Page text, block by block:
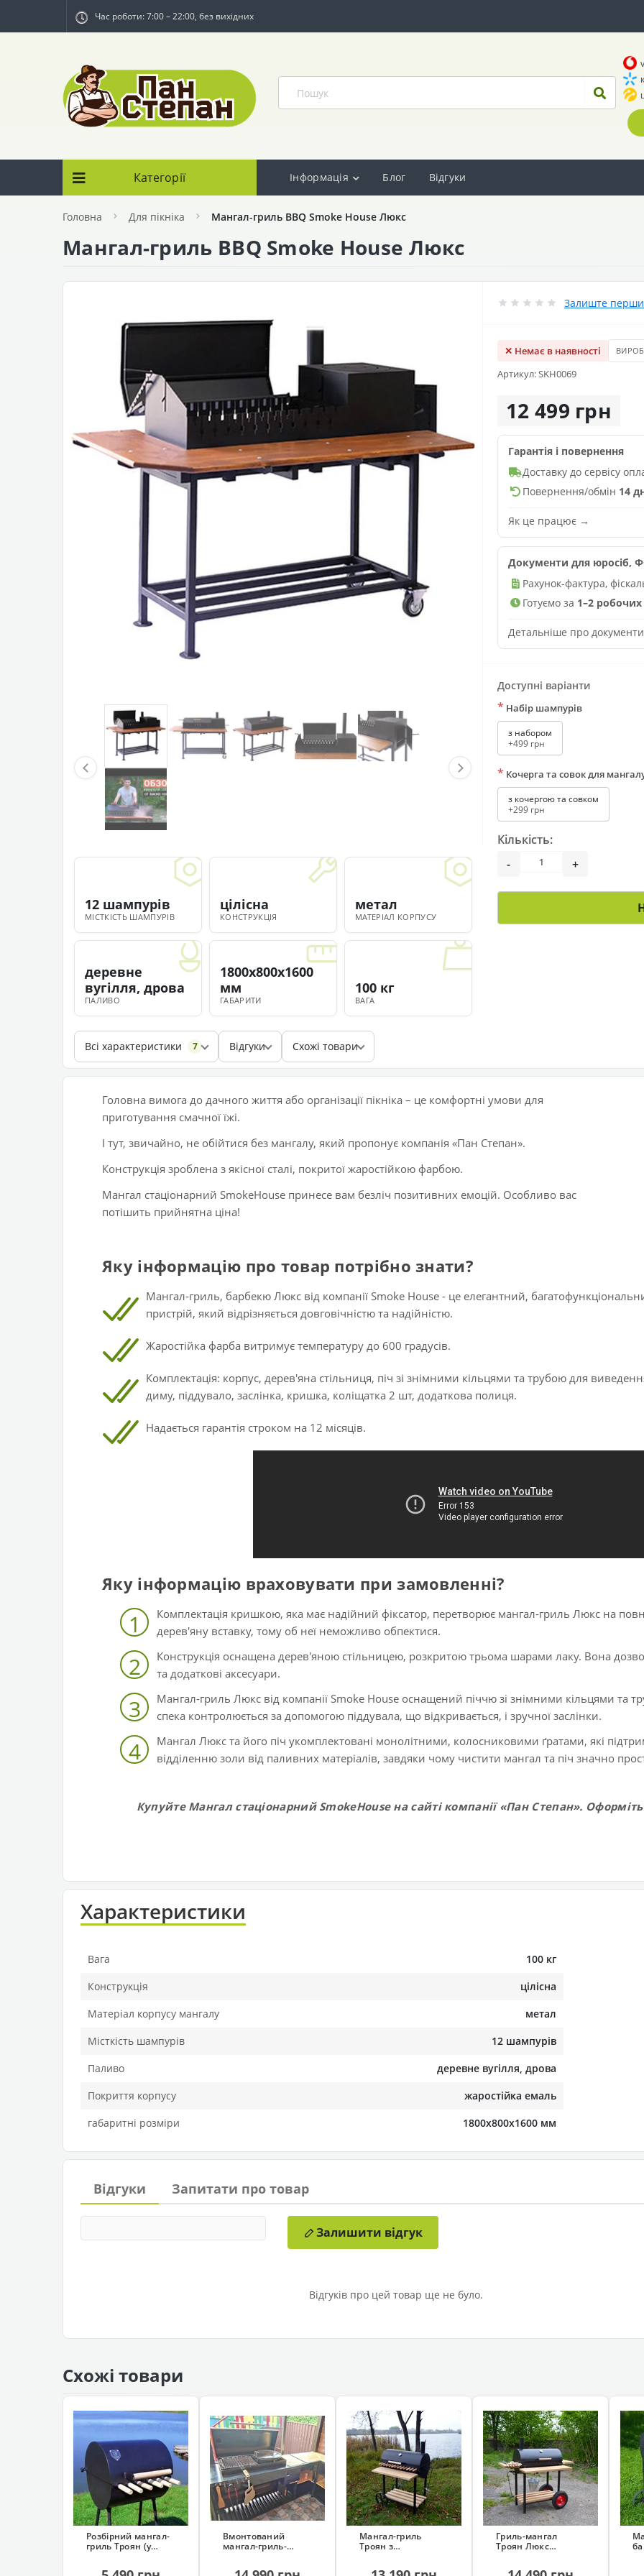
Час роботи: 7:00 – 22:00, без вихідних
Категорії Інформація Блог Відгуки
Головна Для пікніка Мангал-гриль BBQ Smoke House Люкс
Мангал-гриль BBQ Smoke House Люкс
Залиште
✕ Немає в наявності
Артикул: SKH0069
12 499 грн
Гарантія і повернення
Доставку до сервісу
Повернення/обмін 14
Як це працює →
Документи для юросіб,
Рахунок-фактура,
Готуємо за 1–2 робочих
Детальніше про
Доступні варіанти
* Набір шампурів
з набором
+499 грн
* Кочерга та совок для
з кочергою та совком
+299 грн
Кількість:
-
+
МІСТКІСТЬ ШАМПУРІВ
12 шампурів
КОНСТРУКЦІЯ
цілісна
МАТЕРІАЛ КОРПУСУ
метал
ПАЛИВО
деревне
вугілля, дрова
ГАБАРИТИ
1800х800х1600
мм
ВАГА
100 кг
Всі характеристики 7 Відгуки Схожі товари
Головна вимога до дачного життя або організації пікніка – це комфортні умови для
приготування смачної їжі.
І тут, звичайно, не обійтися без мангалу, який пропонує компанія «Пан Степан».
Конструкція зроблена з якісної сталі, покритої жаростійкою фарбою.
Мангал стаціонарний SmokeHouse принесе вам безліч позитивних емоцій. Особливо вас
потішить прийнятна ціна!
Яку інформацію про товар потрібно знати?
Мангал-гриль, барбекю Люкс від компанії Smoke House - це елегантний,
пристрій, який відрізняється довговічністю та надійністю.
Жаростійка фарба витримує температуру до 600 градусів.
Комплектація: корпус, дерев'яна стільниця, піч зі знімними кільцями та трубою для
диму, піддувало, заслінка, кришка, коліщатка 2 шт, додаткова полиця.
Надається гарантія строком на 12 місяців.
Яку інформацію враховувати при замовленні?
1
Комплектація кришкою, яка має надійний фіксатор, перетворює мангал-гриль Люкс на
дерев'яну вставку, тому об неї неможливо обпектися.
2
Конструкція оснащена дерев'яною стільницею, розкритою трьома шарами лаку. Вона
та додаткові аксесуари.
3
Мангал-гриль Люкс від компанії Smoke House оснащений піччю зі знімними кільцями та
спека контролюється за допомогою піддувала, що відкривається, і зручної заслінки.
4
Мангал Люкс та його піч укомплектовані монолітними, колосниковими ґратами, які
відділенню золи від паливних матеріалів, завдяки чому чистити мангал та піч значно
Купуйте Мангал стаціонарний SmokeHouse на сайті компанії «Пан Степан».
Характеристики
Вага
100 кг
Конструкція
цілісна
Матеріал корпусу мангалу
метал
Місткість шампурів
12 шампурів
Паливо
деревне вугілля, дрова
Покриття корпусу
жаростійка емаль
габаритні розміри
1800х800х1600 мм
Відгуки Запитати про товар
Залишити відгук
Відгуків про цей товар ще не було.
Схожі товари
Розбірний мангал-
гриль Троян (у
Вмонтований
мангал-гриль-
Мангал-гриль
Троян з
Гриль-мангал
Троян Люкс